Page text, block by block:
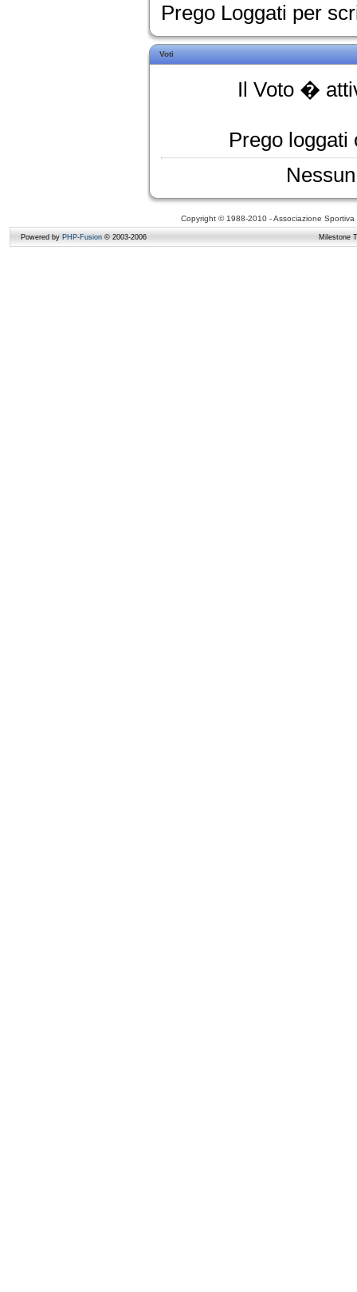
Prego Loggati per
Voti
Il Voto �
Prego loggati
Copyright © 1988-2010 - Associazione
Powered by PHP-Fusion © 2003-2006 Milestone